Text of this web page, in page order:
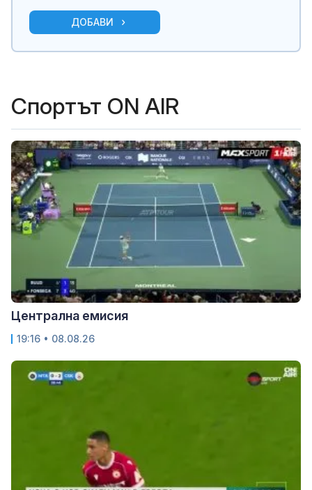
ДОБАВИ
Спортът ON AIR
Централна емисия
19:16 • 08.08.26